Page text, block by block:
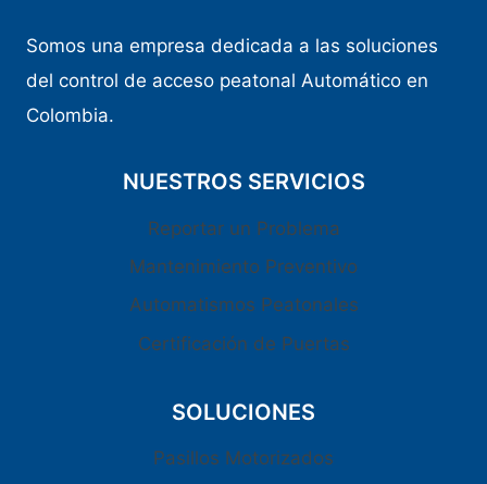
Somos una empresa dedicada a las soluciones
del control de acceso peatonal Automático en
Colombia.
NUESTROS SERVICIOS
Reportar un Problema
Mantenimiento Preventivo
Automatismos Peatonales
Certificación de Puertas
SOLUCIONES
Pasillos Motorizados